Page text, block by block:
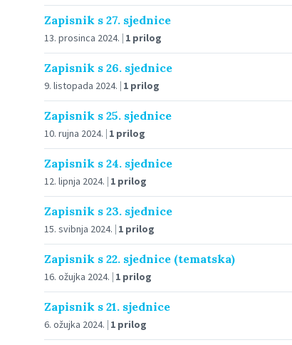
Zapisnik s 27. sjednice
13. prosinca 2024. 1 prilog
Zapisnik s 26. sjednice
9. listopada 2024. 1 prilog
Zapisnik s 25. sjednice
10. rujna 2024. 1 prilog
Zapisnik s 24. sjednice
12. lipnja 2024. 1 prilog
Zapisnik s 23. sjednice
15. svibnja 2024. 1 prilog
Zapisnik s 22. sjednice (tematska)
16. ožujka 2024. 1 prilog
Zapisnik s 21. sjednice
6. ožujka 2024. 1 prilog